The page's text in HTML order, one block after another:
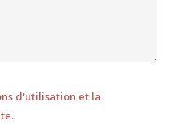
d'utilisation et la